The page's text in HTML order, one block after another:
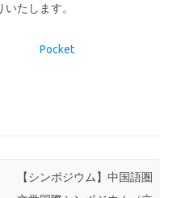
たします。
Pocket
【シンポジウム】中国語圏